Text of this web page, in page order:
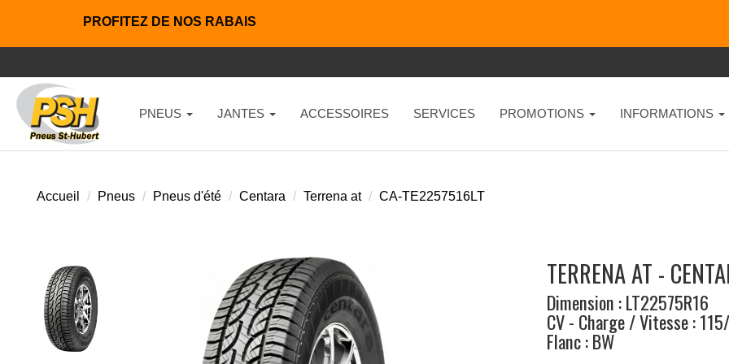
PROFITEZ DE NOS RABAIS
PNEUS JANTES ACCESSOIRES SERVICES PROMOTIONS INFORMATIONS
Accueil Pneus Pneus d'été Centara Terrena at CA-TE2257516LT
TERRENA AT -
Dimension : LT22575R16
CV - Charge / Vitesse :
Flanc : BW